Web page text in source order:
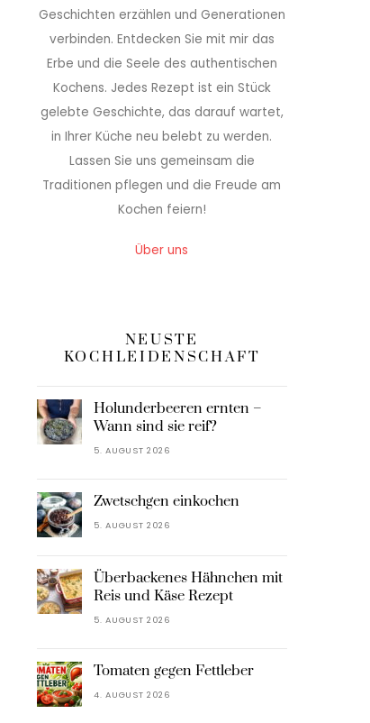
Geschichten erzählen und Generationen
verbinden. Entdecken Sie mit mir das
Erbe und die Seele des authentischen
Kochens. Jedes Rezept ist ein Stück
gelebte Geschichte, das darauf wartet,
in Ihrer Küche neu belebt zu werden.
Lassen Sie uns gemeinsam die
Traditionen pflegen und die Freude am
Kochen feiern!
Über uns
NEUSTE
KOCHLEIDENSCHAFT
Holunderbeeren ernten –
Wann sind sie reif?
5. AUGUST 2026
Zwetschgen einkochen
5. AUGUST 2026
Überbackenes Hähnchen mit
Reis und Käse Rezept
5. AUGUST 2026
Tomaten gegen Fettleber
4. AUGUST 2026